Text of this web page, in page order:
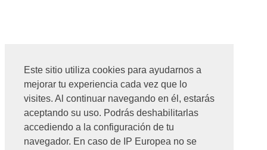
Este sitio utiliza cookies para ayudarnos a
mejorar tu experiencia cada vez que lo
visites. Al continuar navegando en él, estarás
aceptando su uso. Podrás deshabilitarlas
accediendo a la configuración de tu
navegador. En caso de IP Europea no se